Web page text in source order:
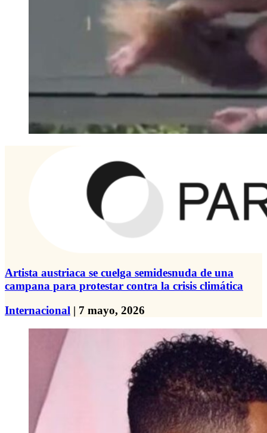
Artista austriaca se cuelga semidesnuda de una
campana para protestar contra la crisis climática
Internacional | 7 mayo, 2026